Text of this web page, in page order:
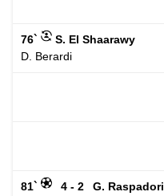
76`
S. El Shaarawy
D. Berardi
81` 4 - 2
G. Raspadori